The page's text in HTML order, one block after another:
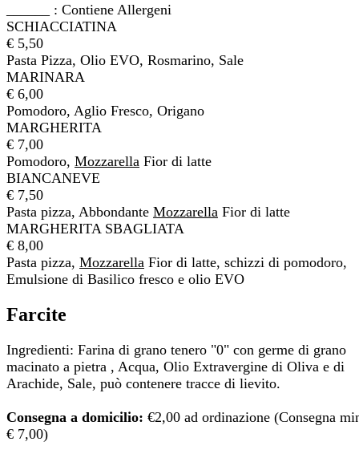
______ : Contiene Allergeni
SCHIACCIATINA
€ 5,50
Pasta Pizza, Olio EVO, Rosmarino, Sale
MARINARA
€ 6,00
Pomodoro, Aglio Fresco, Origano
MARGHERITA
€ 7,00
Pomodoro, Mozzarella Fior di latte
BIANCANEVE
€ 7,50
Pasta pizza, Abbondante Mozzarella Fior di latte
MARGHERITA SBAGLIATA
€ 8,00
Pasta pizza, Mozzarella Fior di latte, schizzi di pomodoro,
Emulsione di Basilico fresco e olio EVO
Farcite
Ingredienti: Farina di grano tenero "0" con germe di grano
macinato a pietra , Acqua, Olio Extravergine di Oliva e di
Arachide, Sale, può contenere tracce di lievito.
Consegna a domicilio: €2,00 ad ordinazione (Consegna
€ 7,00)